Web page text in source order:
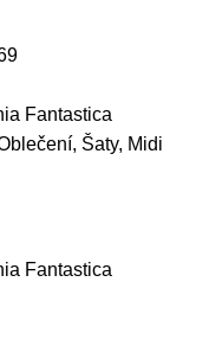
Fantastica
Šaty, Midi
Fantastica